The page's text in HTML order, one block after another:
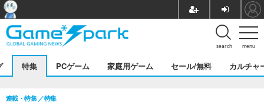
menu
search
特集 PCゲーム 家庭用ゲーム セール/無料 カルチャ
連載・特集 特集